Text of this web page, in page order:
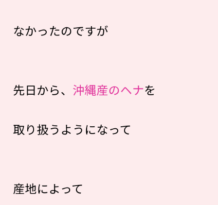
なかったのですが
先日から、 沖縄産のヘナを
取り扱うようになって
産地によって